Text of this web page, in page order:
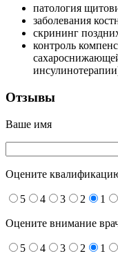
патология
заболевания
скрининг
контроль
Отзывы
Ваше имя
Оцените
5 4 3 2 1
Оцените внимание
5 4 3 2 1